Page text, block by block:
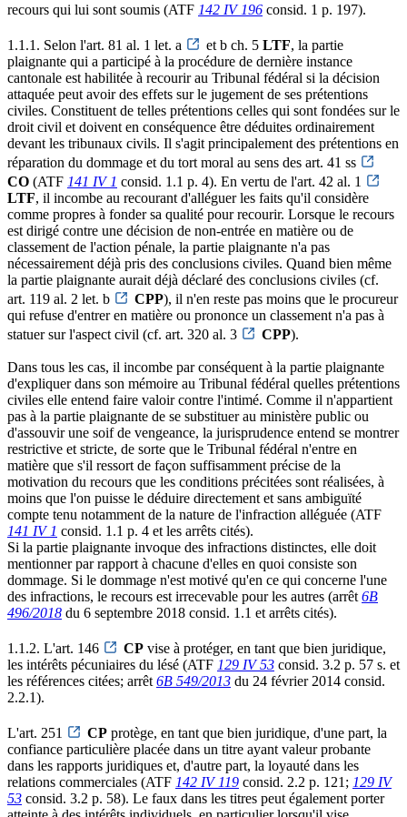
recours qui lui sont soumis (ATF 142 IV 196 consid. 1 p. 197).
1.1.1. Selon l'art. 81 al. 1 let. a et b ch. 5 LTF, la partie
plaignante qui a participé à la procédure de dernière instance
cantonale est habilitée à recourir au Tribunal fédéral si la décision
attaquée peut avoir des effets sur le jugement de ses prétentions
civiles. Constituent de telles prétentions celles qui sont fondées sur le
droit civil et doivent en conséquence être déduites ordinairement
devant les tribunaux civils. Il s'agit principalement des prétentions en
réparation du dommage et du tort moral au sens des art. 41 ss
CO (ATF 141 IV 1 consid. 1.1 p. 4). En vertu de l'art. 42 al. 1
LTF, il incombe au recourant d'alléguer les faits qu'il considère
comme propres à fonder sa qualité pour recourir. Lorsque le recours
est dirigé contre une décision de non-entrée en matière ou de
classement de l'action pénale, la partie plaignante n'a pas
nécessairement déjà pris des conclusions civiles. Quand bien même
la partie plaignante aurait déjà déclaré des conclusions civiles (cf.
art. 119 al. 2 let. b
CPP), il n'en reste pas moins que le procureur
qui refuse d'entrer en matière ou prononce un classement n'a pas à
statuer sur l'aspect civil (cf. art. 320 al. 3
CPP).
Dans tous les cas, il incombe par conséquent à la partie plaignante
d'expliquer dans son mémoire au Tribunal fédéral quelles prétentions
civiles elle entend faire valoir contre l'intimé. Comme il n'appartient
pas à la partie plaignante de se substituer au ministère public ou
d'assouvir une soif de vengeance, la jurisprudence entend se montrer
restrictive et stricte, de sorte que le Tribunal fédéral n'entre en
matière que s'il ressort de façon suffisamment précise de la
motivation du recours que les conditions précitées sont réalisées, à
moins que l'on puisse le déduire directement et sans ambiguïté
compte tenu notamment de la nature de l'infraction alléguée (ATF
141 IV 1 consid. 1.1 p. 4 et les arrêts cités).
Si la partie plaignante invoque des infractions distinctes, elle doit
mentionner par rapport à chacune d'elles en quoi consiste son
dommage. Si le dommage n'est motivé qu'en ce qui concerne l'une
des infractions, le recours est irrecevable pour les autres (arrêt 6B
496/2018 du 6 septembre 2018 consid. 1.1 et arrêts cités).
1.1.2. L'art. 146 CP vise à protéger, en tant que bien juridique,
les intérêts pécuniaires du lésé (ATF 129 IV 53 consid. 3.2 p. 57 s. et
les références citées; arrêt 6B 549/2013 du 24 février 2014 consid.
2.2.1).
L'art. 251 CP protège, en tant que bien juridique, d'une part, la
confiance particulière placée dans un titre ayant valeur probante
dans les rapports juridiques et, d'autre part, la loyauté dans les
relations commerciales (ATF 142 IV 119 consid. 2.2 p. 121; 129 IV
53 consid. 3.2 p. 58). Le faux dans les titres peut également porter